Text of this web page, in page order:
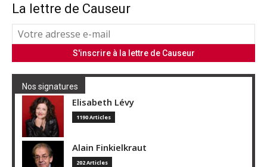
La lettre de Causeur
Nos signatures
Elisabeth Lévy
1190 Articles
Alain Finkielkraut
202 Articles